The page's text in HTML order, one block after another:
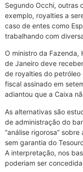
Segundo Occhi, outras
exemplo, royalties a
caso de entes como
trabalhando com
O ministro da Fazenda,
de Janeiro deve
de royalties do
fiscal assinado em
adiantou que a Caixa
As alternativas são
de administração do
“análise rigorosa”
sem garantia do
A interpretação, nos
poderiam ser